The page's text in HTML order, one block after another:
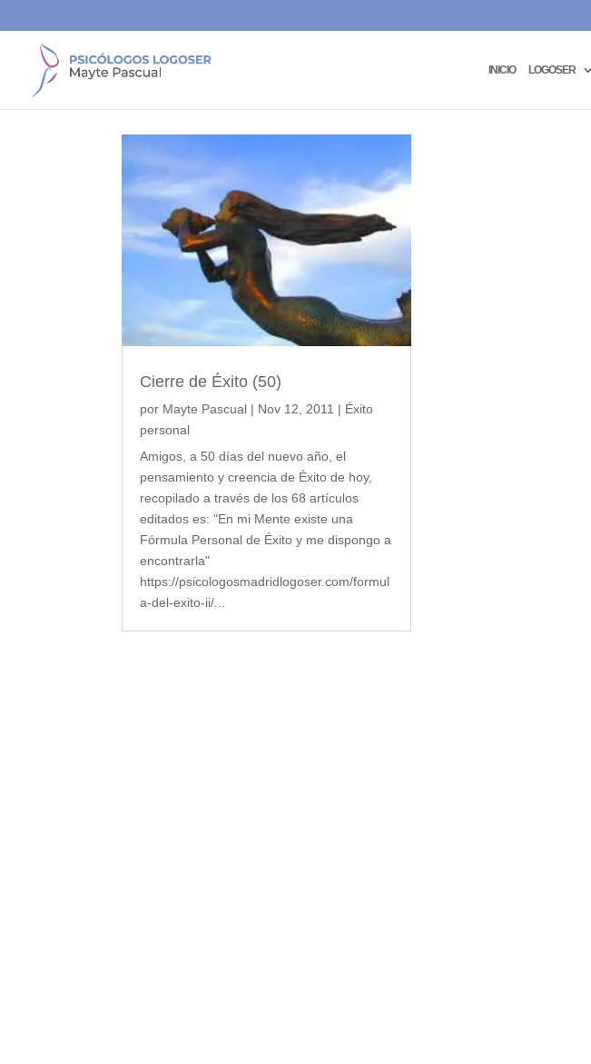
INICIO LOGOSER
Cierre de Éxito (50)
por Mayte Pascual | Nov 12, 2011 | Éxito
personal
Amigos, a 50 días del nuevo año, el
pensamiento y creencia de Éxito de hoy,
recopilado a través de los 68 artículos
editados es: "En mi Mente existe una
Fórmula Personal de Éxito y me dispongo a
encontrarla"
https://psicologosmadridlogoser.com/formul
a-del-exito-ii/...